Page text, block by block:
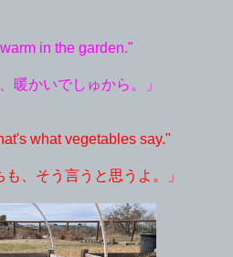
in the garden."
暖かいでしゅから。」
what vegetables say."
、そう言うと思うよ。」